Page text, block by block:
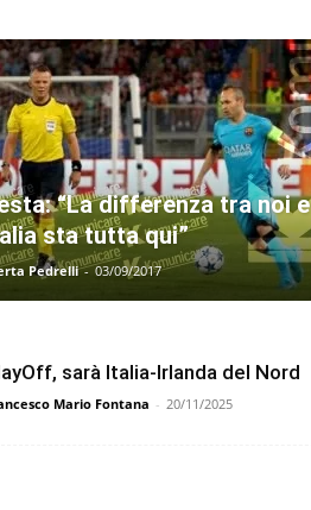
“La differenza tra noi e
sta tutta qui”
Pedrelli - 03/09/2017
sarà Italia-Irlanda del Nord
Mario Fontana - 20/11/2025